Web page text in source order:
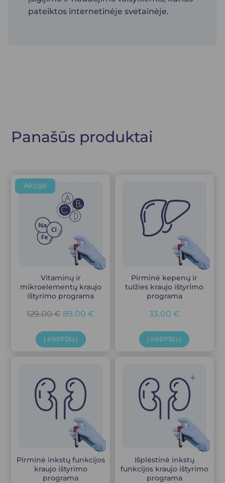
pateiktos internetinėje svetainėje.
Panašūs produktai
Akcija!
Vitaminų ir
mikroelementų kraujo
ištyrimo programa
129.00€ 89.00€
Į KREPŠELĮ
Pirminė kepenų ir
tulžies kraujo ištyrimo
programa
33.00 €
Į KREPŠELĮ
Pirminė inkstų funkcijos
kraujo ištyrimo
programa
Išplėstinė inkstų
funkcijos kraujo ištyrimo
programa